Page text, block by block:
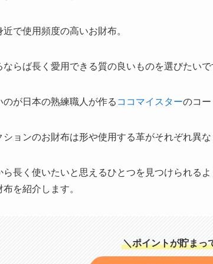
で使用頻度の高いお財布。
らば長く愛用できる質の良いものを選びたいで
のが日本の熟練職人が作る ココマイスターのコー
ションのお財布は形や使用する革がそれぞれ異な
ら長く使いたいと思えるひとつを見つけられる
を紹介します。
＼ポイントが貯まっ